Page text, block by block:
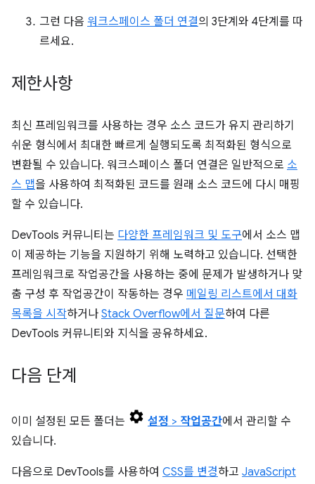
그런 다음 워크스페이스 폴더 연결의 3단계와 4단계를 따
르세요.
제한사항
최신 프레임워크를 사용하는 경우 소스 코드가 유지 관리하기
쉬운 형식에서 최대한 빠르게 실행되도록 최적화된 형식으로
변환될 수 있습니다. 워크스페이스 폴더 연결은 일반적으로 소
스 맵을 사용하여 최적화된 코드를 원래 소스 코드에 다시 매핑
할 수 있습니다.
DevTools 커뮤니티는 다양한 프레임워크 및 도구에서 소스 맵
이 제공하는 기능을 지원하기 위해 노력하고 있습니다. 선택한
프레임워크로 작업공간을 사용하는 중에 문제가 발생하거나 맞
춤 구성 후 작업공간이 작동하는 경우 메일링 리스트에서 대화
목록을 시작하거나 Stack Overflow에서 질문하여 다른
DevTools 커뮤니티와 지식을 공유하세요.
다음 단계
이미 설정된 모든 폴더는 설정 > 작업공간에서 관리할 수
있습니다.
다음으로 DevTools를 사용하여 CSS를 변경하고 JavaScript